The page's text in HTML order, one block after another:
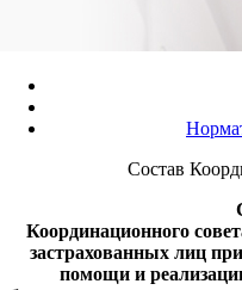
Состав
Координационного
застрахованных лиц
помощи и